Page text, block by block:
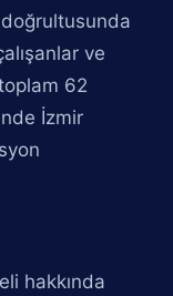
ve
62
İzmir
hakkında